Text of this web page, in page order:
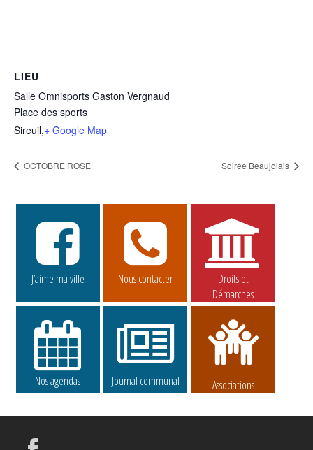
LIEU
Salle Omnisports Gaston Vergnaud
Place des sports
Sireuil,+ Google Map
OCTOBRE ROSE Soirée Beaujolais
J’aime ma ville Nous contacter
Droits et
Démarches
Nos agendas Journal communal Associations